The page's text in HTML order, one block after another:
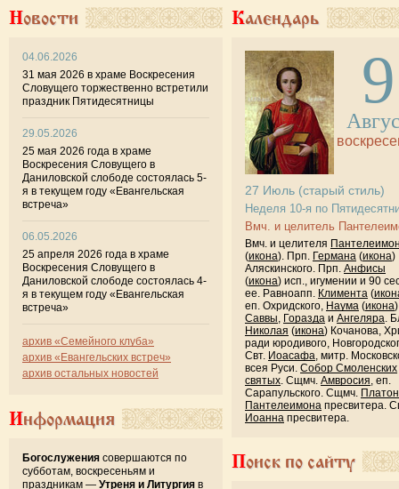
Новости
04.06.2026
31 мая 2026 в храме Воскресения
Словущего торжественно встретили
праздник Пятидесятницы
29.05.2026
25 мая 2026 года в храме
Воскресения Словущего в
Даниловской слободе состоялась 5-
я в текущем году «Евангельская
встреча»
06.05.2026
25 апреля 2026 года в храме
Воскресения Словущего в
Даниловской слободе состоялась 4-
я в текущем году «Евангельская
встреча»
архив «Семейного клуба»
архив «Евангельских встреч»
архив остальных новостей
Информация
Богослужения совершаются по
субботам, воскресеньям и
праздникам — Утреня и Литургия в
Календарь
9
27 Июль (старый стиль)
Неделя 10-я по
Вмч. и целитель
Вмч. и целителя
(икона). Прп. Германа (икона)
Аляскинского. Прп. Анфисы
(икона) исп., игумении и 90
ее. Равноапп. Климента (
еп. Охридского, Наума (икона
Саввы, Горазда и Ангеляра.
Николая (икона) Кочанова,
ради юродивого,
Свт. Иоасафа, митр.
всея Руси. Собор Смоленских
святых. Сщмч. Амвросия, еп.
Сарапульского. Сщмч.
Пантелеимона пресвитера.
Иоанна пресвитера.
Поиск по сайту